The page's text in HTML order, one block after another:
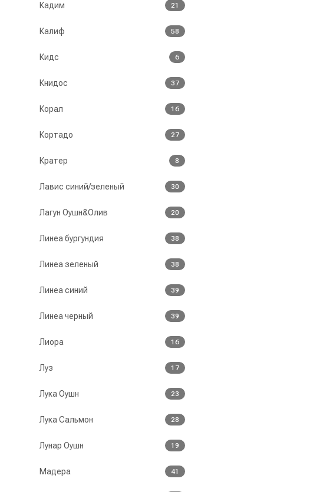
Кадим 21
Калиф 58
Кидс 6
Книдос 37
Корал 16
Кортадо 27
Кратер 8
Лавис синий/зеленый 30
Лагун Оушн&Олив 20
Линеа бургундия 38
Линеа зеленый 38
Линеа синий 39
Линеа черный 39
Лиора 16
Луз 17
Лука Оушн 23
Лука Сальмон 28
Лунар Оушн 19
Мадера 41